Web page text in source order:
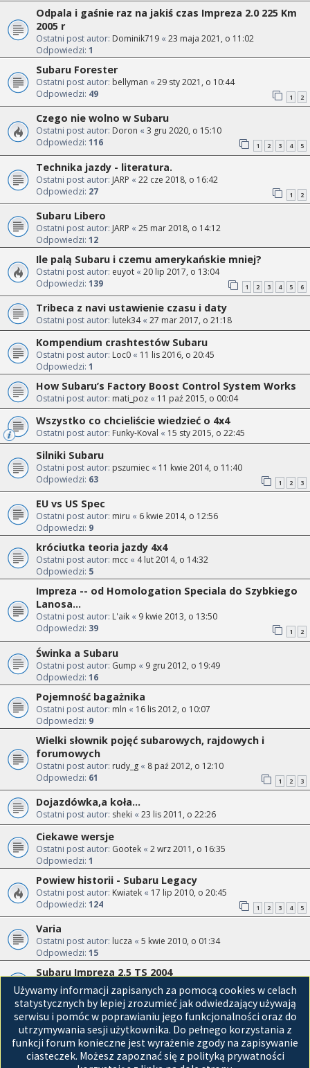
Odpala i gaśnie raz na jakiś czas Impreza 2.0 225 Km
2005 r
Ostatni post autor: Dominik719 « 23 maja 2021, o 11:02
Odpowiedzi: 1
Subaru Forester
Ostatni post autor: bellyman « 29 sty 2021, o 10:44
Odpowiedzi: 49 1 2
Czego nie wolno w Subaru
Ostatni post autor: Doron « 3 gru 2020, o 15:10
Odpowiedzi: 116 1 2 3 4 5
Technika jazdy - literatura.
Ostatni post autor: JARP « 22 cze 2018, o 16:42
Odpowiedzi: 27 1 2
Subaru Libero
Ostatni post autor: JARP « 25 mar 2018, o 14:12
Odpowiedzi: 12
Ile palą Subaru i czemu amerykańskie mniej?
Ostatni post autor: euyot « 20 lip 2017, o 13:04
Odpowiedzi: 139 1 2 3 4 5 6
Tribeca z navi ustawienie czasu i daty
Ostatni post autor: lutek34« 27 mar 2017, o 21:18
Kompendium crashtestów Subaru
Ostatni post autor: Loc0 « 11 lis 2016, o 20:45
Odpowiedzi: 1
How Subaru’s Factory Boost Control System Works
Ostatni post autor: mati_poz « 11 paź 2015, o 00:04
Wszystko co chcieliście wiedzieć o 4x4
Ostatni post autor: Funky-Koval « 15 sty 2015, o 22:45
Silniki Subaru
Ostatni post autor: pszumiec « 11 kwie 2014, o 11:40
Odpowiedzi: 63 1 2 3
EU vs US Spec
Ostatni post autor: miru « 6 kwie 2014, o 12:56
Odpowiedzi: 9
króciutka teoria jazdy 4x4
Ostatni post autor: mcc « 4 lut 2014, o 14:32
Odpowiedzi: 5
Impreza -- od Homologation Speciala do Szybkiego
Lanosa...
Ostatni post autor: L'aik « 9 kwie 2013, o 13:50
Odpowiedzi: 39 1 2
Świnka a Subaru
Ostatni post autor: Gump « 9 gru 2012, o 19:49
Odpowiedzi: 16
Pojemność bagażnika
Ostatni post autor: mln « 16 lis 2012, o 10:07
Odpowiedzi: 9
Wielki słownik pojęć subarowych, rajdowych i
forumowych
Ostatni post autor: rudy_g « 8 paź 2012, o 12:10
Odpowiedzi: 61 1 2 3
Dojazdówka,a koła...
Ostatni post autor: sheki « 23 lis 2011, o 22:26
Ciekawe wersje
Ostatni post autor: Gootek « 2 wrz 2011, o 16:35
Odpowiedzi: 1
Powiew historii - Subaru Legacy
Ostatni post autor: Kwiatek « 17 lip 2010, o 20:45
Odpowiedzi: 124 1 2 3 4 5
Varia
Ostatni post autor: lucza « 5 kwie 2010, o 01:34
Odpowiedzi: 15
Subaru Impreza 2.5 TS 2004
Ostatni post autor: citan
20 mar 2010, o 09:49
Odpowiedzi:11
Przejdź do
Używamy informacji zapisanych za pomocą cookies w celach
statystycznych by lepiej zrozumieć jak odwiedzający używają
serwisu i pomóc w poprawianiu jego funkcjonalności oraz do
utrzymywania sesji użytkownika. Do pełnego korzystania z
funkcji forum konieczne jest wyrażenie zgody na zapisywanie
ciasteczek. Możesz zapoznać się z polityką prywatności
Strona główna